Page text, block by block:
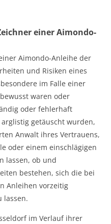
einer Aimondo-
Aimondo-Anleihe der
und Risiken eines
im Falle einer
waren oder
oder fehlerhaft
getäuscht wurden,
Anwalt ihres Vertrauens,
oder einem einschlägigen
lassen, ob und
bestehen, sich die bei
Anleihen vorzeitig
lassen.
im Verlauf ihrer